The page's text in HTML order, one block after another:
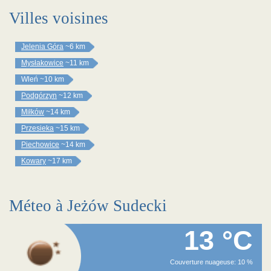
Villes voisines
Jelenia Góra ~6 km
Mysłakowice ~11 km
Wleń ~10 km
Podgórzyn ~12 km
Miłków ~14 km
Przesieka ~15 km
Piechowice ~14 km
Kowary ~17 km
Méteo à Jeżów Sudecki
13 °C
Couverture nuageuse: 10 %